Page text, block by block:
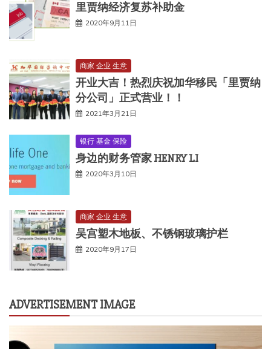
里贾纳经济复苏补助金
2020年9月11日
商家 企业 生意
开业大吉！热烈庆祝加华移民「里贾纳
分公司」正式营业！！
2021年3月21日
银行 基金 保险
身边的财务管家 HENRY LI
2020年3月10日
商家 企业 生意
吴宫塑木地板、不锈钢玻璃护栏
2020年9月17日
ADVERTISEMENT IMAGE